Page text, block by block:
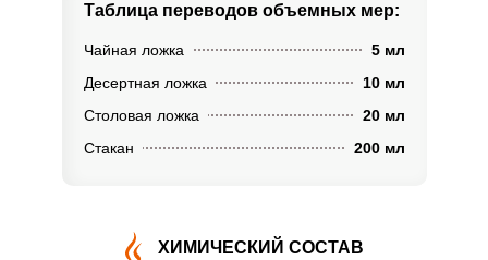
Таблица переводов объемных мер:
Чайная ложка
5 мл
Десертная ложка
10 мл
Столовая ложка
20 мл
Стакан
200 мл
ХИМИЧЕСКИЙ СОСТАВ